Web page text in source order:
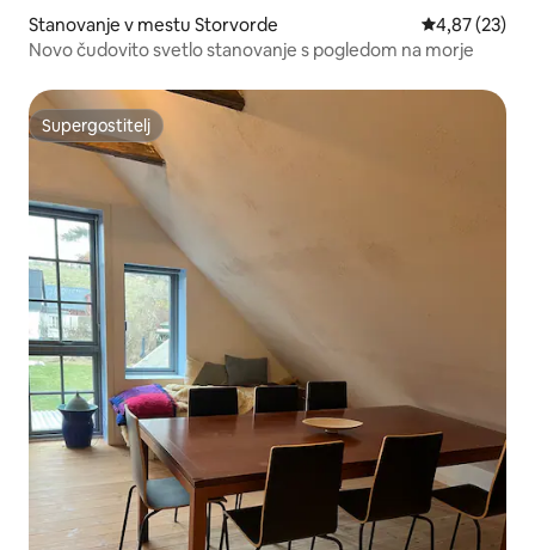
Stanovanje v mestu Storvorde Povprečna
4,87 (23)
Novo čudovito svetlo stanovanje s pogledom na morje
Supergostitelj
Supergostitelj